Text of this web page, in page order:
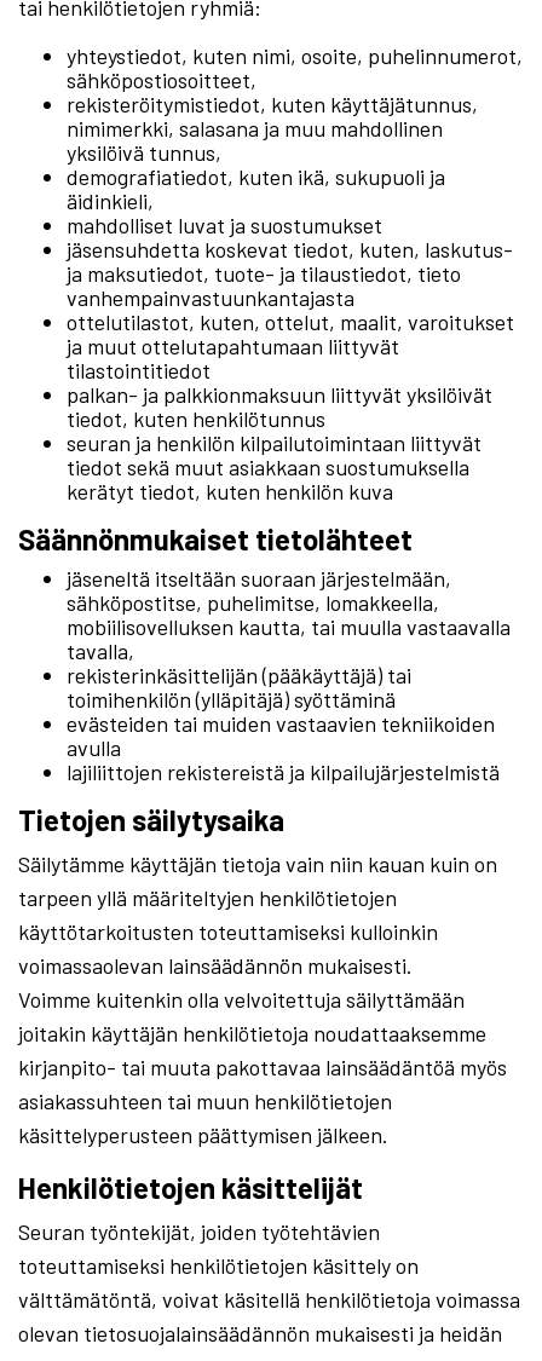
tai henkilötietojen ryhmiä:
yhteystiedot, kuten nimi, osoite, puhelinnumerot,
sähköpostiosoitteet,
rekisteröitymistiedot, kuten käyttäjätunnus,
nimimerkki, salasana ja muu mahdollinen
yksilöivä tunnus,
demografiatiedot, kuten ikä, sukupuoli ja
äidinkieli,
mahdolliset luvat ja suostumukset
jäsensuhdetta koskevat tiedot, kuten, laskutus-
ja maksutiedot, tuote- ja tilaustiedot, tieto
vanhempainvastuunkantajasta
ottelutilastot, kuten, ottelut, maalit, varoitukset
ja muut ottelutapahtumaan liittyvät
tilastointitiedot
palkan- ja palkkionmaksuun liittyvät yksilöivät
tiedot, kuten henkilötunnus
seuran ja henkilön kilpailutoimintaan liittyvät
tiedot sekä muut asiakkaan suostumuksella
kerätyt tiedot, kuten henkilön kuva
Säännönmukaiset tietolähteet
jäseneltä itseltään suoraan järjestelmään,
sähköpostitse, puhelimitse, lomakkeella,
mobiilisovelluksen kautta, tai muulla vastaavalla
tavalla,
rekisterinkäsittelijän (pääkäyttäjä) tai
toimihenkilön (ylläpitäjä) syöttäminä
evästeiden tai muiden vastaavien tekniikoiden
avulla
lajiliittojen rekistereistä ja kilpailujärjestelmistä
Tietojen säilytysaika
Säilytämme käyttäjän tietoja vain niin kauan kuin on
tarpeen yllä määriteltyjen henkilötietojen
käyttötarkoitusten toteuttamiseksi kulloinkin
voimassaolevan lainsäädännön mukaisesti.
Voimme kuitenkin olla velvoitettuja säilyttämään
joitakin käyttäjän henkilötietoja noudattaaksemme
kirjanpito- tai muuta pakottavaa lainsäädäntöä myös
asiakassuhteen tai muun henkilötietojen
käsittelyperusteen päättymisen jälkeen.
Henkilötietojen käsittelijät
Seuran työntekijät, joiden työtehtävien
toteuttamiseksi henkilötietojen käsittely on
välttämätöntä, voivat käsitellä henkilötietoja voimassa
olevan tietosuojalainsäädännön mukaisesti ja heidän